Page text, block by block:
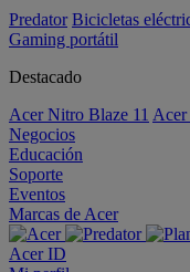
Predator Bicicletas
Gaming portátil
Destacado
Acer Nitro Blaze 11
Negocios
Educación
Soporte
Eventos
Marcas de Acer
Acer ID